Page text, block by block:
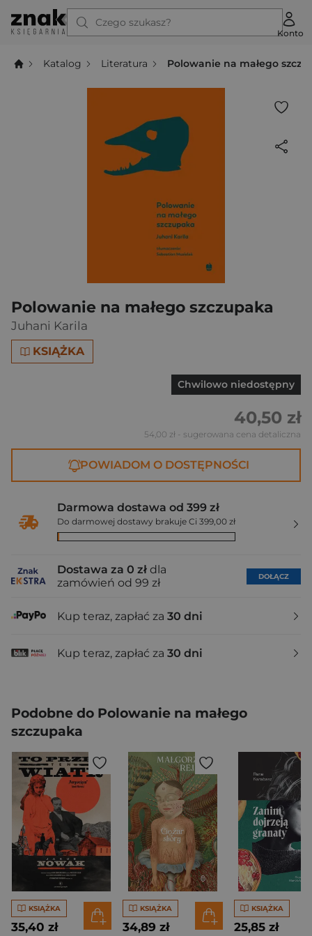
Czego szukasz?
Konto
Katalog Literatura Polowanie na małego
Polowanie na małego szczupaka
Juhani Karila
KSIĄŻKA
Chwilowo niedostępny
40,50 zł
54,00 zł - sugerowana cena detaliczna
POWIADOM O DOSTĘPNOŚCI
Darmowa dostawa od 399 zł
Do darmowej dostawy brakuje Ci 399,00 zł
Dostawa za 0 zł dla
zamówień od 99 zł
DOŁĄCZ
Kup teraz, zapłać za 30 dni
Kup teraz, zapłać za 30 dni
Podobne do Polowanie na małego
szczupaka
KSIĄŻKA
35,40 zł
KSIĄŻKA
34,89 zł
KSIĄŻKA
25,85 zł